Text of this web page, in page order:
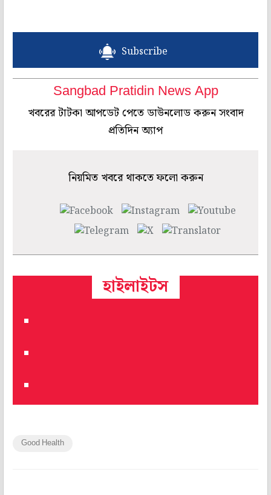
Subscribe
Sangbad Pratidin News App
খবরের টাটকা আপডেট পেতে ডাউনলোড করুন সংবাদ
প্রতিদিন অ্যাপ
নিয়মিত খবরে থাকতে ফলো করুন
হাইলাইটস
Good Health